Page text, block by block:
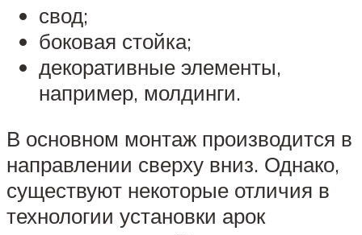
свод;
боковая стойка;
декоративные элементы,
например, молдинги.
В основном монтаж производится в
направлении сверху вниз. Однако,
существуют некоторые отличия в
технологии установки арок